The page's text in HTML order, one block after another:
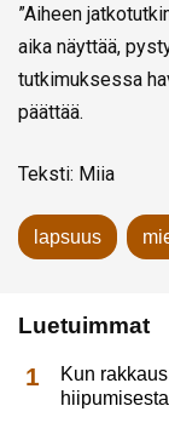
”Aiheen
aika näyttää,
tutkimuksessa
päättää.
Teksti: Miia
lapsuus
Luetuimmat
Kun
hiipumisesta